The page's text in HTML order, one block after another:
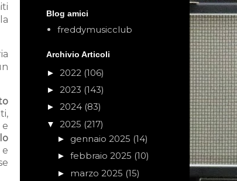
Blog amici
freddymusicclub
Archivio Articoli
► 2022 (106)
► 2023 (143)
► 2024 (83)
▼ 2025 (217)
► gennaio 2025 (14)
► febbraio 2025 (10)
► marzo 2025 (15)